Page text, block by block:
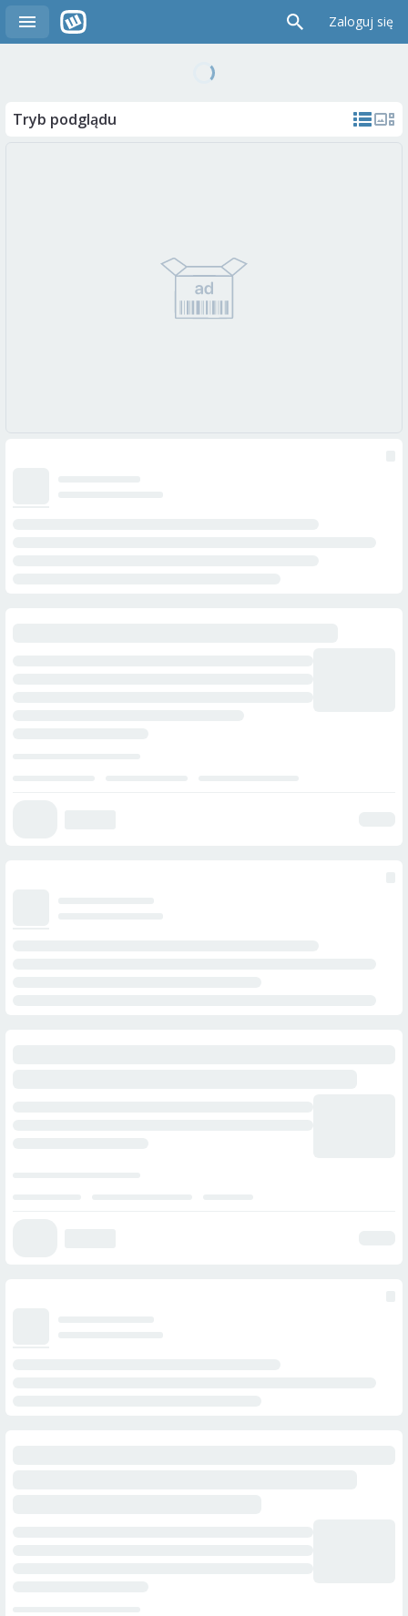
Zaloguj się
Tryb podglądu